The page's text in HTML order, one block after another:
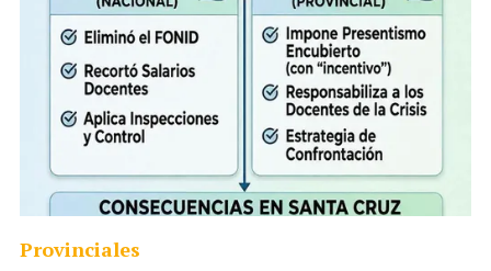
Provinciales